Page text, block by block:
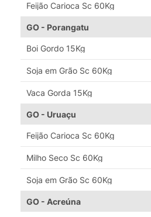
Feijão Carioca Sc 60Kg
GO - Porangatu
Boi Gordo 15Kg
Soja em Grão Sc 60Kg
Vaca Gorda 15Kg
GO - Uruaçu
Feijão Carioca Sc 60Kg
Milho Seco Sc 60Kg
Soja em Grão Sc 60Kg
GO - Acreúna